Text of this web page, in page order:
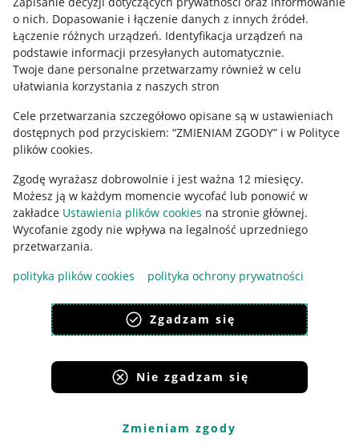
o nich. Dopasowanie i łączenie danych z innych źródeł.
Łączenie różnych urządzeń. Identyfikacja urządzeń na
podstawie informacji przesyłanych automatycznie.
Twoje dane personalne przetwarzamy również w celu
ułatwiania korzystania z naszych stron
Cele przetwarzania szczegółowo opisane są w ustawieniach
dostępnych pod przyciskiem: “ZMIENIAM ZGODY” i w Polityce
plików cookies.
Zgodę wyrażasz dobrowolnie i jest ważna 12 miesięcy.
Możesz ją w każdym momencie wycofać lub ponowić w
zakładce Ustawienia plików cookies na stronie głównej.
Wycofanie zgody nie wpływa na legalność uprzedniego
przetwarzania.
polityka plików cookies
polityka ochrony prywatności
Zgadzam się
Nie zgadzam się
Zmieniam zgody
Regulamin
Polityka plików "cookies"
Ustawienia plików "cookies"
Udostępnianie lokalizacji
Informacje dla Aktu o Usługach Cyfrowych
Pobierz aplikację
Korzystanie z serwisu oznacza akceptacjęregulaminu